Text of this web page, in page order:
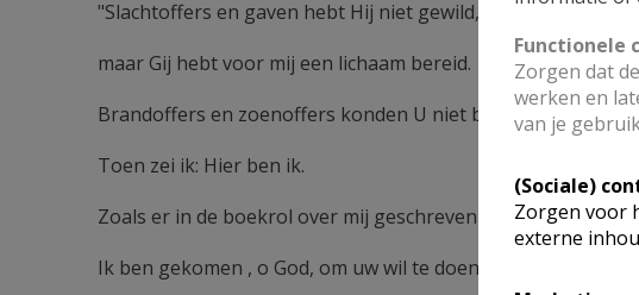
"Slachtoffers en gaven hebt Hij niet gewild,
maar Gij hebt voor mij een lichaam bereid.
Brandoffers en zoenoffers konden U niet behagen.
Toen zei ik: Hier ben ik.
Zoals er in de boekrol over mij geschreven staat:
Ik ben gekomen , o God, om uw wil te doen."
Functionele
Zorgen dat
werken en
van je
(Sociale)
Zorgen voor
externe